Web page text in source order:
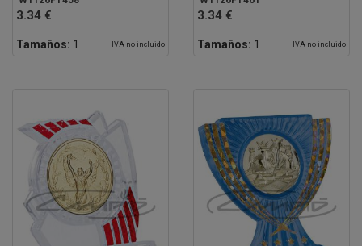
3.34 €
Tamaños: 1 IVA no incluido
3.34 €
Tamaños: 1 IVA no incluido